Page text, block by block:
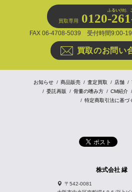
ふるい(物)、
買取専用 0120-
FAX 06-4708-5039 受付時間9:00-
買取のお問い
お知らせ 商品販売 査定買取 店舗
委託再販
骨董の嗜み方 CM紹介
特定商取引法に基づ
株式会社 縁
〒542-0081